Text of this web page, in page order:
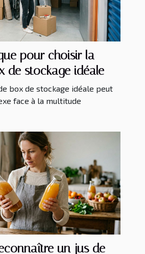
pour choisir la
de stockage idéale
box de stockage idéale peut
face à la multitude
un jus de